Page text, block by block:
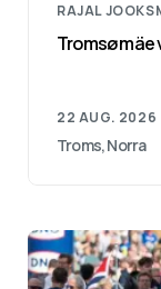
RAJAL
Tromsø
22 AUG. 2026
Troms, Norra